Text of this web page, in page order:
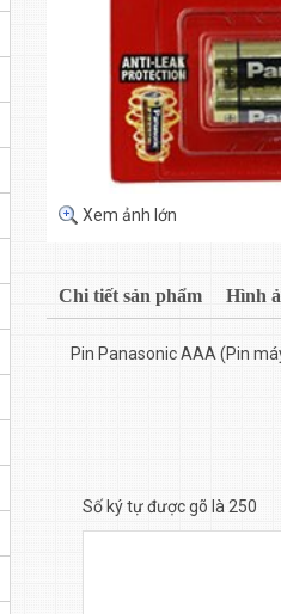
Xem ảnh lớn
Chi tiết sản phẩm Hình
Pin Panasonic AAA (Pin
Số ký tự được gõ là 250